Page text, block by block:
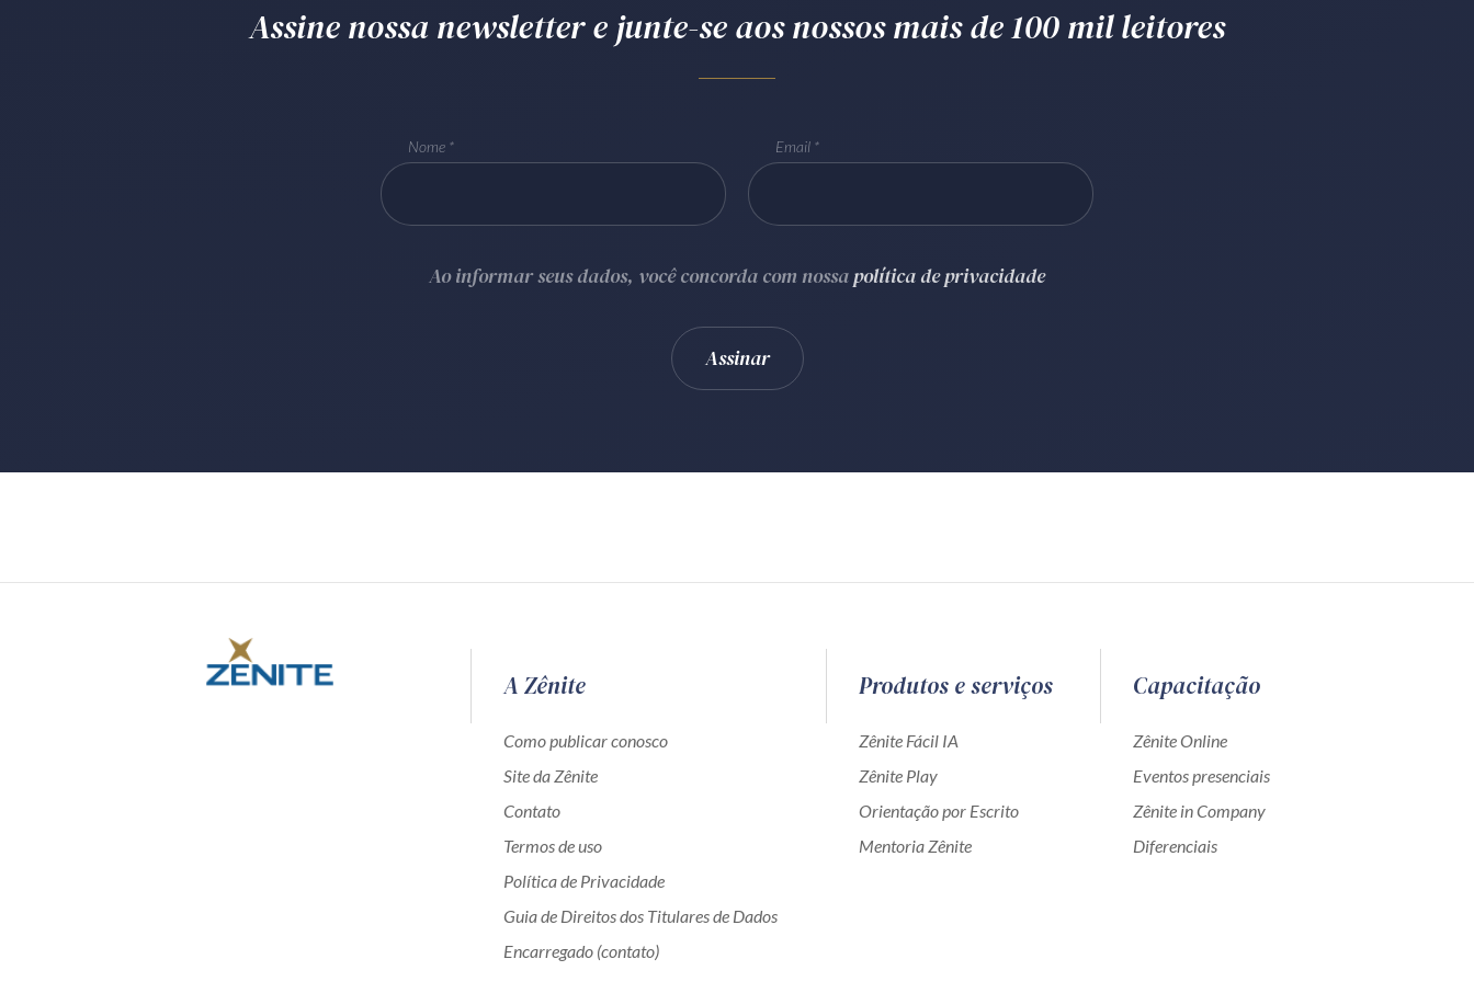
Assine nossa newsletter e junte-se aos nossos mais de 100 mil leitores
Nome Email
Ao informar seus dados, você concorda com nossapolítica de privacidade
A Zênite
Como publicar conosco
Site da Zênite
Contato
Termos de uso
Política de Privacidade
Guia de Direitos dos Titulares de Dados
Encarregado (contato)
Produtos e serviços
Zênite Fácil IA
Zênite Play
Orientação por Escrito
Mentoria Zênite
Capacitação
Zênite Online
Eventos presenciais
Zênite in Company
Diferenciais